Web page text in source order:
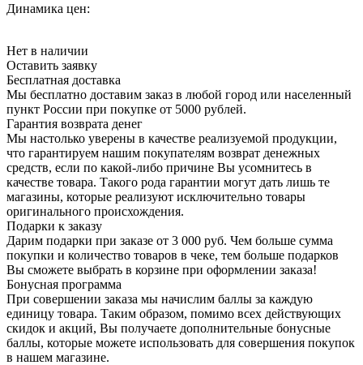
Динамика цен:
Нет в наличии
Оставить заявку
Бесплатная доставка
Мы бесплатно доставим заказ в любой город или населенный
пункт России при покупке от 5000 рублей.
Гарантия возврата денег
Мы настолько уверены в качестве реализуемой продукции,
что гарантируем нашим покупателям возврат денежных
средств, если по какой-либо причине Вы усомнитесь в
качестве товара. Такого рода гарантии могут дать лишь те
магазины, которые реализуют исключительно товары
оригинального происхождения.
Подарки к заказу
Дарим подарки при заказе от 3 000 руб. Чем больше сумма
покупки и количество товаров в чеке, тем больше подарков
Вы сможете выбрать в корзине при оформлении заказа!
Бонусная программа
При совершении заказа мы начислим баллы за каждую
единицу товара. Таким образом, помимо всех действующих
скидок и акций, Вы получаете дополнительные бонусные
баллы, которые можете использовать для совершения покупок
в нашем магазине.